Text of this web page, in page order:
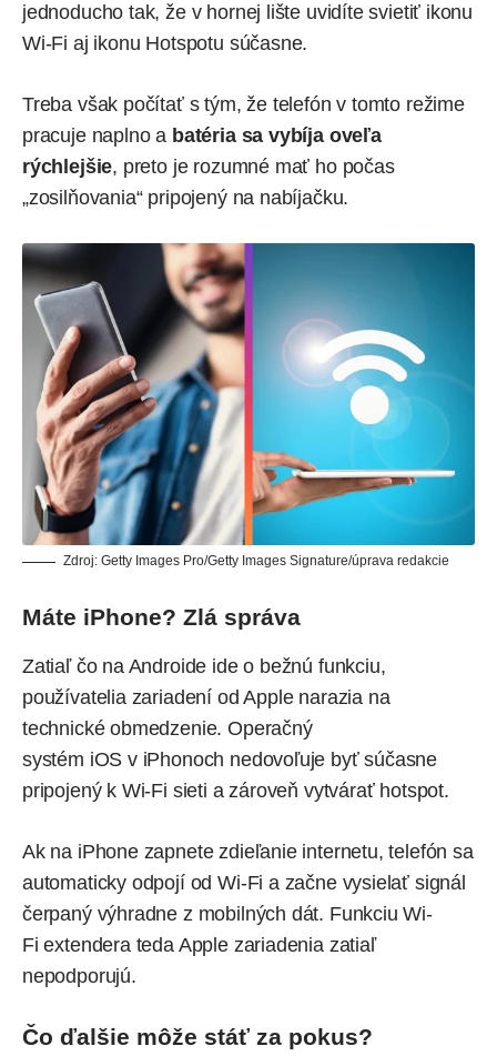
jednoducho tak, že v hornej lište uvidíte svietiť ikonu
Wi-Fi aj ikonu Hotspotu súčasne.
Treba však počítať s tým, že telefón v tomto režime
pracuje naplno a batéria sa vybíja oveľa
rýchlejšie, preto je rozumné mať ho počas
„zosilňovania“ pripojený na nabíjačku.
Zdroj: Getty Images Pro/Getty Images Signature/úprava redakcie
Máte iPhone? Zlá správa
Zatiaľ čo na Androide ide o bežnú funkciu,
používatelia zariadení odApplenarazia na
technické obmedzenie. Operačný
systém iOS v iPhonoch nedovoľuje byť súčasne
pripojený k Wi-Fi sieti a zároveň vytvárať hotspot.
Ak na iPhone zapnete zdieľanie internetu, telefón sa
automaticky odpojí od Wi-Fi a začne vysielať signál
čerpaný výhradne z mobilných dát. Funkciu Wi-
Fi extendera teda Apple zariadenia zatiaľ
nepodporujú.
Čo ďalšie môže stáť za pokus?